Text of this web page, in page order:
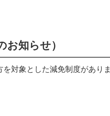
知らせ）
対象とした減免制度がありま